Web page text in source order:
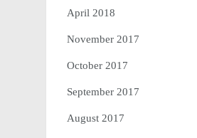
April 2018
November 2017
October 2017
September 2017
August 2017